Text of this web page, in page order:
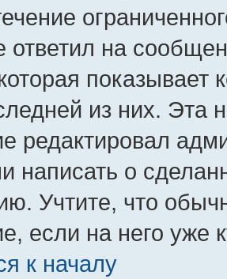
ответил на
показывает
из них. Эта
редактировал
написать о
Учтите, что
если на него уже
к началу